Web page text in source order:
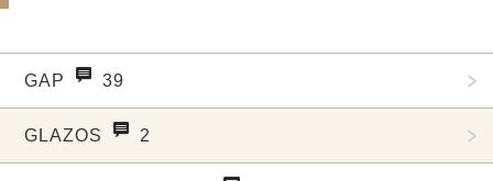
GAP 39
GLAZOS 2